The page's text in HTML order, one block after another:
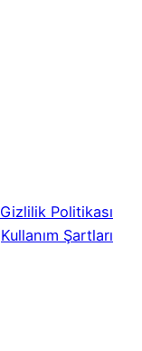
Gizlilik Politikası
Kullanım Şartları